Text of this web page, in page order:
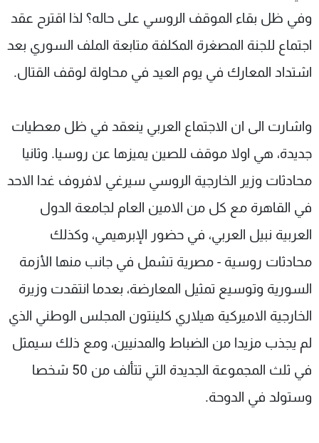
وفي ظل بقاء الموقف الروسي على حاله؟ لذا اقترح عقد
اجتماع للجنة المصغرة المكلفة متابعة الملف السوري بعد
اشتداد المعارك في يوم العيد في محاولة لوقف القتال.
واشارت الى ان الاجتماع العربي ينعقد في ظل معطيات
جديدة، هي اولا موقف للصين يميزها عن روسيا. وثانيا
محادثات وزير الخارجية الروسي سيرغي لافروف غدا الاحد
في القاهرة مع كل من الامين العام لجامعة الدول
العربية نبيل العربي، في حضور الإبرهيمي، وكذلك
محادثات روسية - مصرية تشمل في جانب منها الأزمة
السورية وتوسيع تمثيل المعارضة، بعدما انتقدت وزيرة
الخارجية الاميركية هيلاري كلينتون المجلس الوطني الذي
لم يجذب مزيدا من الضباط والمدنيين، ومع ذلك سيمثل
في ثلث المجموعة الجديدة التي تتألف من 50 شخصا
وستولد في الدوحة.